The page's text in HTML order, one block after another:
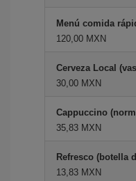
Menú comida
120,00 MXN
Cerveza Local
30,00 MXN
Cappuccino
35,83 MXN
Refresco (botella
13,83 MXN